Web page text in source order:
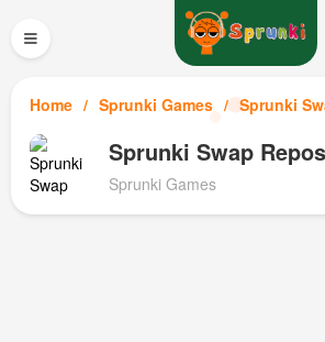
≡
Home Sprunki Games Sprunki
Sprunki Swap
Sprunki Games